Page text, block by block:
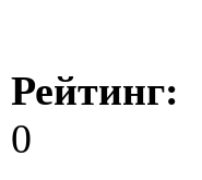
Рейтинг:
0